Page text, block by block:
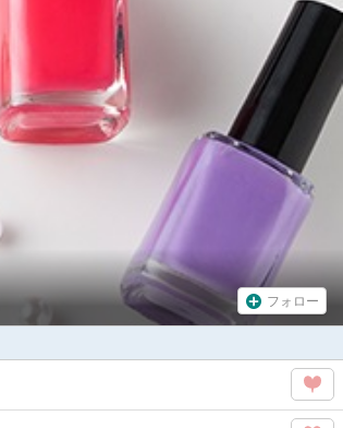
フォロー
この